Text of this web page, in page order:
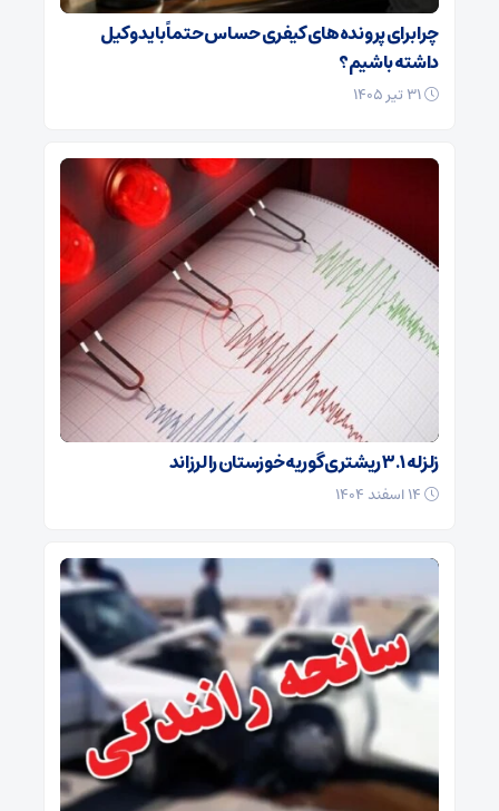
چرا برای پرونده‌های کیفری حساس حتماً باید وکیل
داشته باشیم؟
زلزله ۳.۱ ریشتری گوریه خوزستان را لرزاند